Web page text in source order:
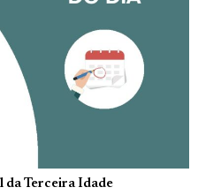
da Terceira Idade